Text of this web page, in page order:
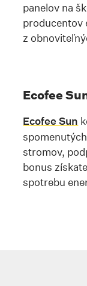
panelov na
producentov
z
Ecofee
Ecofee Sun
stromov,
bonus
spotrebu